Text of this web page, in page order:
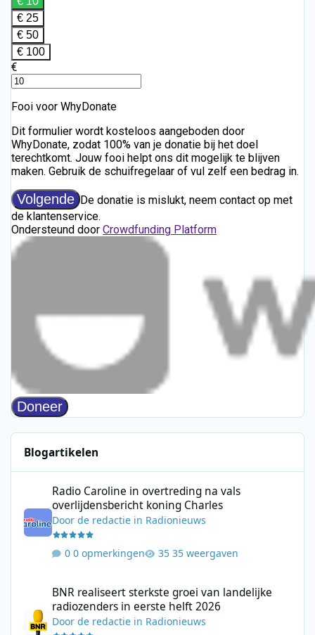
Blogartikelen
Radio Caroline in overtreding na vals
overlijdensbericht koning Charles
Doorde redactie in Radionieuws
0 opmerkingen 35 weergaven
BNR realiseert sterkste groei van landelijke
radiozenders in eerste helft 2026
Doorde redactie in Radionieuws